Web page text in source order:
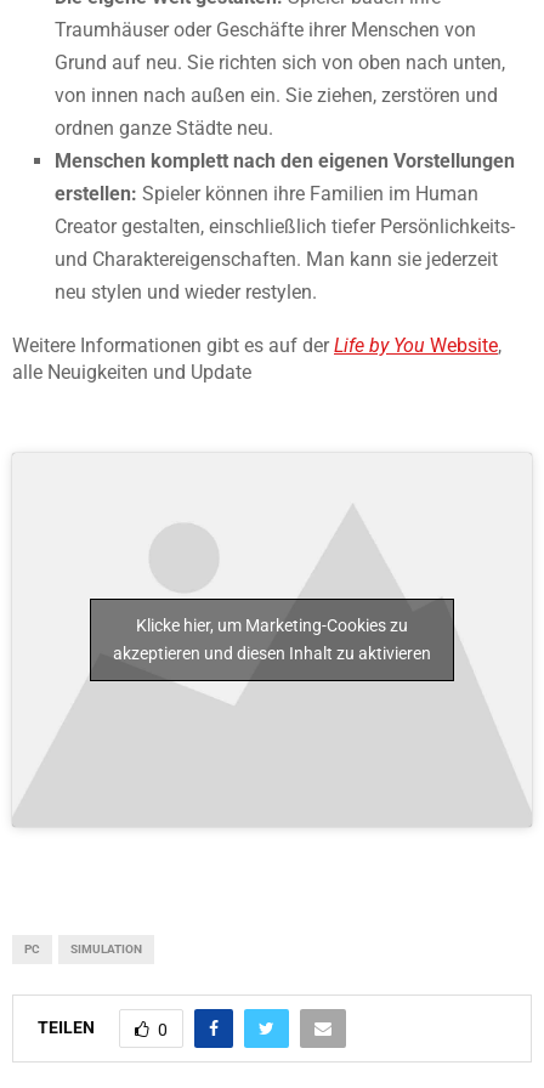
Traumhäuser oder Geschäfte ihrer Menschen von
Grund auf neu. Sie richten sich von oben nach unten,
von innen nach außen ein. Sie ziehen, zerstören und
ordnen ganze Städte neu.
Menschen komplett nach den eigenen Vorstellungen
erstellen: Spieler können ihre Familien im Human
Creator gestalten, einschließlich tiefer Persönlichkeits-
und Charaktereigenschaften. Man kann sie jederzeit
neu stylen und wieder restylen.
Weitere Informationen gibt es auf derLife by You Website,
alle Neuigkeiten und Update
Klicke hier, um Marketing-Cookies zu
akzeptieren und diesen Inhalt zu aktivieren
PC SIMULATION
TEILEN 0